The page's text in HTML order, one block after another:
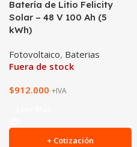
Batería de Litio Felicity
Solar – 48 V 100 Ah (5
kWh)
Fotovoltaico, Baterias
Fuera de stock
$912.000 +IVA
+ Cotización